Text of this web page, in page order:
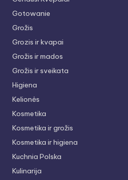
Gotowanie
Grožis
Grozis ir kvapai
Grožis ir mados
Grožis ir sveikata
Higiena
Kelionės
Kosmetika
Kosmetika ir grožis
Kosmetika ir higiena
Kuchnia Polska
Kulinarija